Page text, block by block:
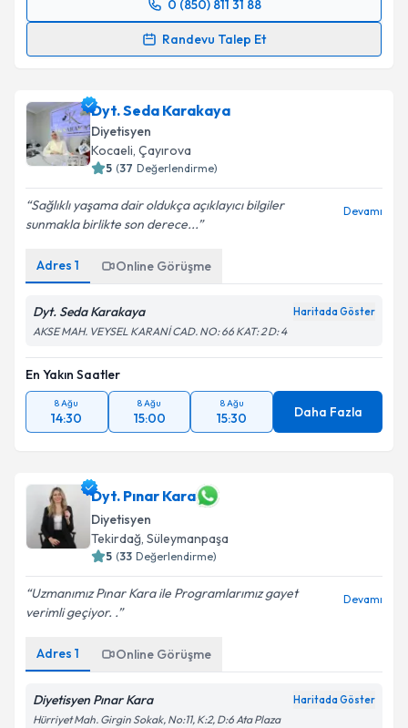
0 (850) 811 31 88
Randevu Talep Et
Randevu Takvimi Talebi
hazırlandığında e-posta ile bilgilendireceğiz.
E-posta Adresiniz
kapsamda işlenmesini kabul ediyorum.
Takvim Talebini Gönder
Dyt. Seda Karakaya
Diyetisyen
Kocaeli, Çayırova
5 (37 Değerlendirme)
Sağlıklı yaşama dair oldukça açıklayıcı bilgiler
sunmakla birlikte son derece...
Devamı
Adres 1 Online Görüşme
Dyt. Seda Karakaya Haritada Göster
AKSE MAH. VEYSEL KARANİ CAD. NO: 66 KAT: 2 D: 4
En Yakın Saatler
8 Ağu
14:30
8 Ağu
15:00
8 Ağu
15:30 Daha Fazla
Dyt. Pınar Kara
Diyetisyen
Tekirdağ, Süleymanpaşa
5 (33 Değerlendirme)
Uzmanımız Pınar Kara ile Programlarımız gayet
verimli geçiyor. .
Devamı
Adres 1 Online Görüşme
Diyetisyen Pınar Kara Haritada Göster
Hürriyet Mah. Girgin Sokak, No:11, K:2, D:6 Ata Plaza